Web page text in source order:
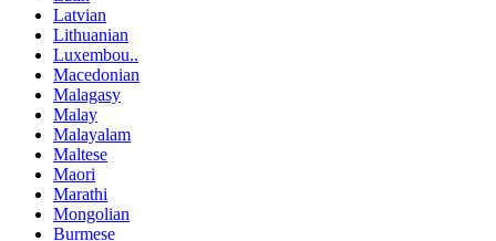
Latvian
Lithuanian
Luxembou..
Macedonian
Malagasy
Malay
Malayalam
Maltese
Maori
Marathi
Mongolian
Burmese